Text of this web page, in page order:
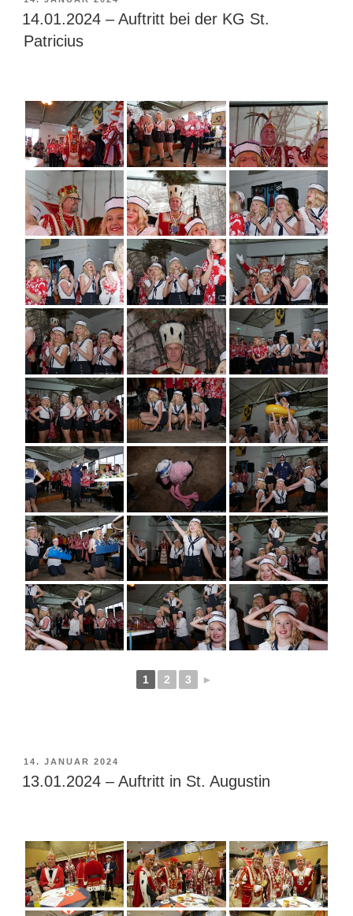
AM
14.01.2024 – Auftritt bei der KG St.
Patricius
1 2 3 ►
VERÖFFENTLICHT
AM
14. JANUAR 2024
13.01.2024 – Auftritt in St. Augustin